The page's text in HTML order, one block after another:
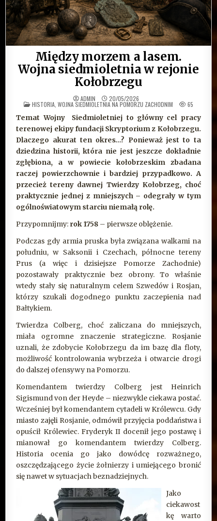
Między morzem a lasem.
Wojna siedmioletnia w rejonie
Kołobrzegu
ADMIN 20/05/2026
OPUBLIKOWANE
W
HISTORIA WOJNA SIEDMIOLETNIA NA POMORZU ZACHODNIM 65
Temat Wojny Siedmioletniej to główny cel pracy
terenowej ekipy fundacji Skryptorium z Kołobrzegu.
Dlaczego akurat ten okres…? Ponieważ jest to ta
dziedzina historii, która nie jest jeszcze dokładnie
zgłębiona, a w powiecie kołobrzeskim zbadana
raczej powierzchownie i bardziej przypadkowo. A
przecież tereny dawnej Twierdzy Kołobrzeg, choć
praktycznie jednej z mniejszych – odegrały w tym
ogólnoświatowym starciu niemałą rolę.
Przypomnijmy: rok 1758 – pierwsze oblężenie.
Podczas gdy armia pruska była związana walkami na
południu, w Saksonii i Czechach, północne tereny
Prus (a więc i dzisiejsze Pomorze Zachodnie)
pozostawały praktycznie bez obrony. To właśnie
wtedy stały się naturalnym celem Szwedów i Rosjan,
którzy szukali dogodnego punktu zaczepienia nad
Bałtykiem.
Twierdza Colberg, choć zaliczana do mniejszych,
miała ogromne znaczenie strategiczne. Rosjanie
uznali, że zdobycie Kołobrzegu da im bazę dla floty,
możliwość kontrolowania wybrzeża i otwarcie drogi
do dalszej ofensywy na Pomorzu.
Komendantem twierdzy Colberg jest Heinrich
Sigismund von der Heyde – niezwykle ciekawa postać.
Wcześniej był komendantem cytadeli w Królewcu. Gdy
miasto zajęli Rosjanie, odmówił przyjęcia poddaństwa i
opuścił Królewiec. Fryderyk II docenił jego postawę i
mianował go komendantem twierdzy Colberg.
Historia ocenia go jako dowódcę rozważnego,
oszczędzającego życie żołnierzy i umiejącego bronić
się nawet w sytuacjach beznadziejnych.
Jako
ciekawost
kę warto